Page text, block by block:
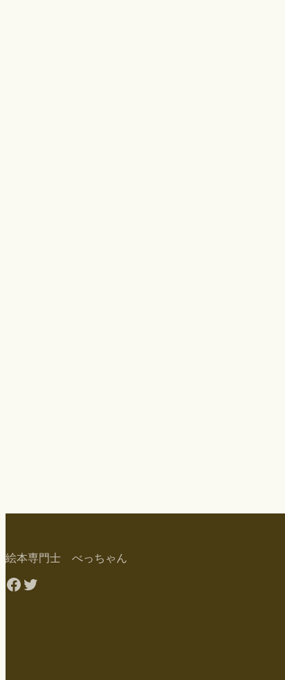
絵本専門士 べっちゃん
Facebook
Twitter